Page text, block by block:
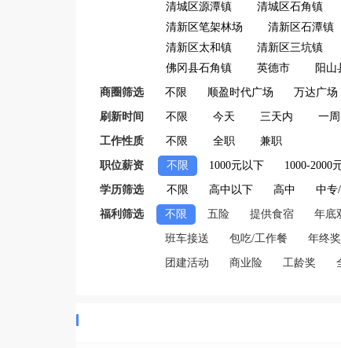
清城区源潭镇
清城区石角镇
清新区笔架林场
清新区石潭镇
清新区太和镇
清新区三坑镇
佛冈县石角镇
英德市 阳山
商圈筛选 不限 顺盈时代广场 万达广场
刷新时间 不限 今天 三天内 一
工作性质 不限 全职 兼职
职位薪资 不限 1000元以下 1000-2000
学历筛选 不限 高中以下 高中 中专
福利筛选 不限 五险 提供食宿 年底
班车接送 包吃/工作餐 年终奖
团建活动 商业险 工龄奖